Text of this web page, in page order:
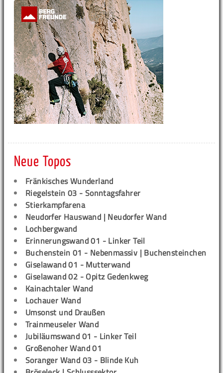
Neue Topos
Fränkisches Wunderland
Riegelstein 03 - Sonntagsfahrer
Stierkampfarena
Neudorfer Hauswand | Neudorfer Wand
Lochbergwand
Erinnerungswand 01 - Linker Teil
Buchenstein 01 - Nebenmassiv | Buchensteinchen
Giselawand 01 - Mutterwand
Giselawand 02 - Opitz Gedenkweg
Kainachtaler Wand
Lochauer Wand
Umsonst und Draußen
Trainmeuseler Wand
Jubiläumswand 01 - Linker Teil
Großenoher Wand 01
Soranger Wand 03 - Blinde Kuh